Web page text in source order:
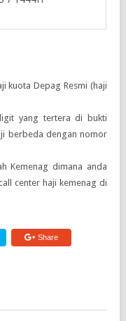
kuota Depag Resmi (haji
yang tertera di bukti
berbeda dengan nomor
Kemenag dimana anda
center haji kemenag di
Share